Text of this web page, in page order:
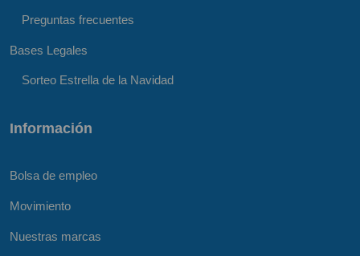
Preguntas frecuentes
Bases Legales
Sorteo Estrella de la Navidad
Información
Bolsa de empleo
Movimiento
Nuestras marcas